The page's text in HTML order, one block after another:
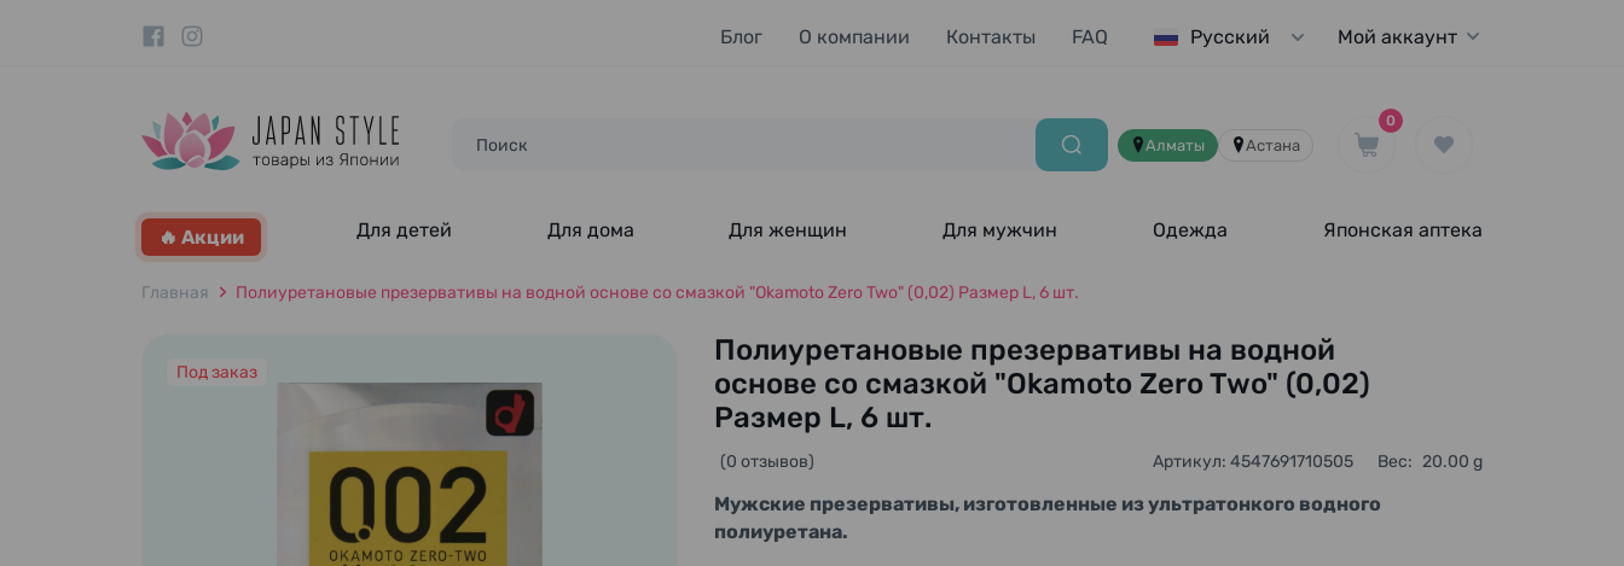
Алматы Астана
0
Блог О компании Контакты FAQ Русский Мой аккаунт
🔥 Акции Для детей Для дома Для женщин Для мужчин Одежда Японская аптека
Главная Полиуретановые презервативы на водной основе со смазкой "Okamoto Zero Two" (0,02) Размер L, 6 шт.
Под заказ
Полиуретановые презервативы на водной
основе со смазкой "Okamoto Zero Two" (0,02)
Размер L, 6 шт.
(0 отзывов) Артикул: 4547691710505 Вес: 20.00 g
Мужские презервативы, изготовленные из ультратонкого водного
полиуретана.